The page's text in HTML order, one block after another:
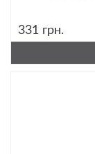
331 грн.